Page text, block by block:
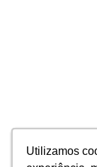
Utilizamos
Utilizamos
Utilizamos
Utilizamos
Utilizamos